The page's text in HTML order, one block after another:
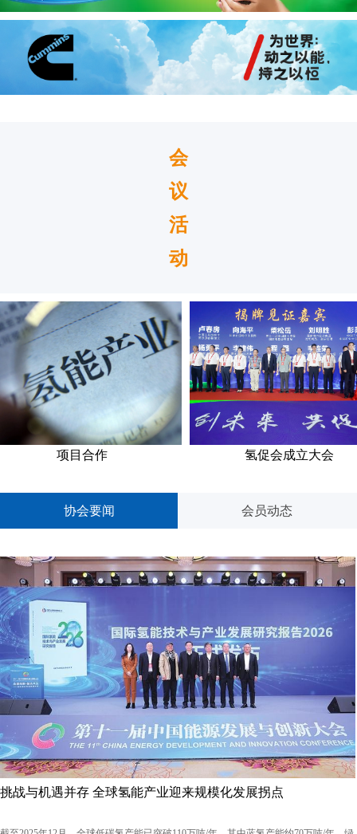
协会要闻 会员动态
挑战与机遇并存 全球氢能产业迎来规模化发展拐点
项目合作 氢促会成立大会
会
议
活
动